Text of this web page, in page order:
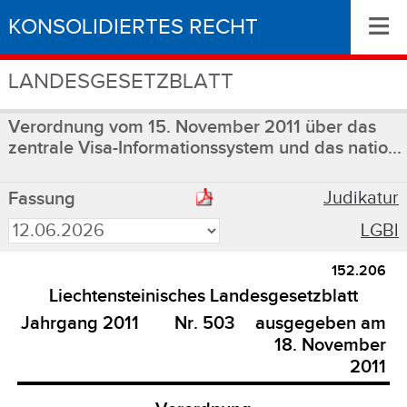
KONSOLIDIERTES RECHT
LANDESGESETZBLATT
≡
Verordnung vom 15. November 2011 über das
zentrale Visa-Informationssystem und das natio...
Fassung
Judikatur
LGBl